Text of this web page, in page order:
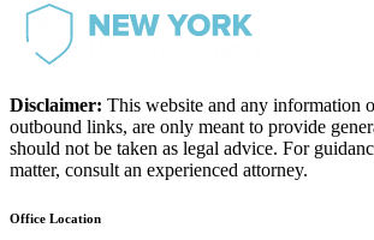
Disclaimer: This website and any information
outbound links, are only meant to provide
should not be taken as legal advice. For
matter, consult an experienced attorney.
Office Location